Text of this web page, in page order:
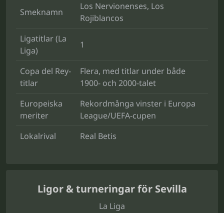
Smeknamn
Los Nervionenses, Los
Rojiblancos
Ligatitlar (La
Liga)
1
Copa del Rey-
titlar
Flera, med titlar under både
1900- och 2000-talet
Europeiska
meriter
Rekordmånga vinster i Europa
League/UEFA-cupen
Lokalrival
Real Betis
Ligor & turneringar för Sevilla
La Liga